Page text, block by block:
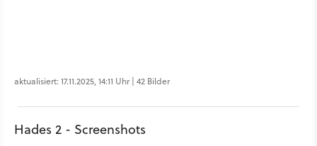
aktualisiert: 17.11.2025, 14:11 Uhr | 42 Bilder
Hades 2 - Screenshots